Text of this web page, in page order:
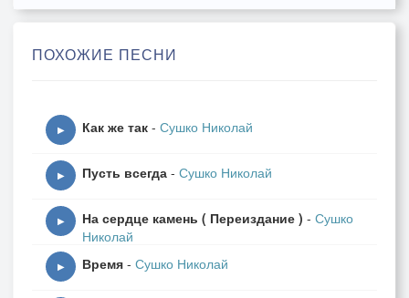
ПОХОЖИЕ ПЕСНИ
▶ Как же так - Сушко Николай
▶ Пусть всегда - Сушко Николай
▶ На сердце камень ( Переиздание ) - Сушко
Николай
▶ Время - Сушко Николай